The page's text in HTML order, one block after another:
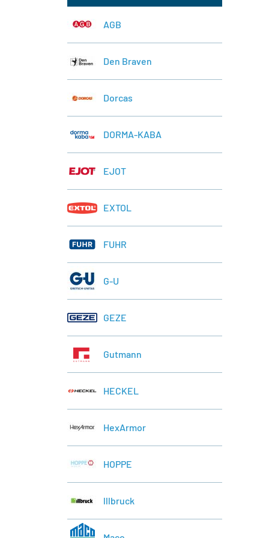
AGB
Den Braven
Dorcas
DORMA-KABA
EJOT
EXTOL
FUHR
G-U
GEZE
Gutmann
HECKEL
HexArmor
HOPPE
lllbruck